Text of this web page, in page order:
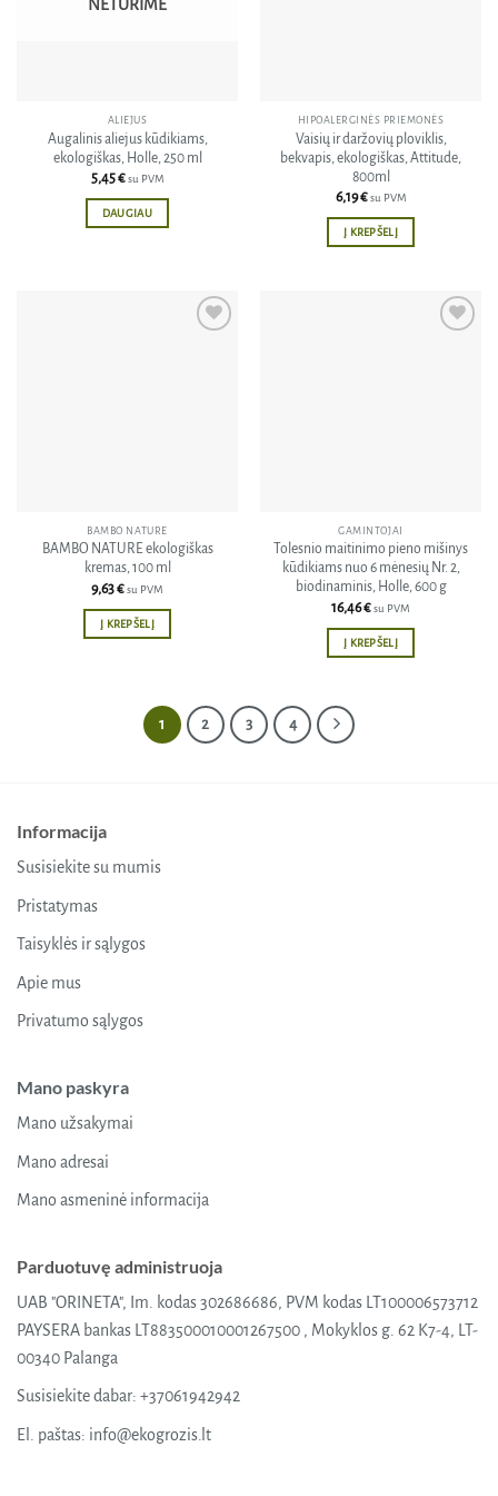
may
product
page
NETURIME
ALIEJUS
Augalinis aliejus kūdikiams,
ekologiškas, Holle, 250 ml
5,45€ su PVM
DAUGIAU
HIPOALERGINĖS PRIEMONĖS
Vaisių ir daržovių ploviklis,
bekvapis, ekologiškas, Attitude,
800ml
6,19€ su PVM
Į KREPŠELĮ
BAMBO NATURE
BAMBO NATURE ekologiškas
kremas, 100 ml
9,63€su PVM
Į KREPŠELĮ
GAMINTOJAI
Tolesnio maitinimo pieno mišinys
kūdikiams nuo 6 mėnesių Nr. 2,
biodinaminis, Holle, 600 g
16,46€su PVM
Į KREPŠELĮ
1 2 3 4
Informacija
Susisiekite su mumis
Pristatymas
Taisyklės ir sąlygos
Apie mus
Privatumo sąlygos
Mano paskyra
Mano užsakymai
Mano adresai
Mano asmeninė informacija
Parduotuvę administruoja
UAB "ORINETA", Im. kodas 302686686, PVM kodas LT100006573712
PAYSERA bankas LT883500010001267500 , Mokyklos g. 62 K7-4, LT-
00340 Palanga
Susisiekite dabar: +37061942942
El. paštas: info@ekogrozis.lt